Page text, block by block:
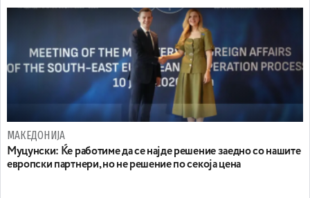
МАКЕДОНИЈА
Муцунски: Ќе работиме да се најде решение заедно со нашите
европски партнери, но не решение по секоја цена